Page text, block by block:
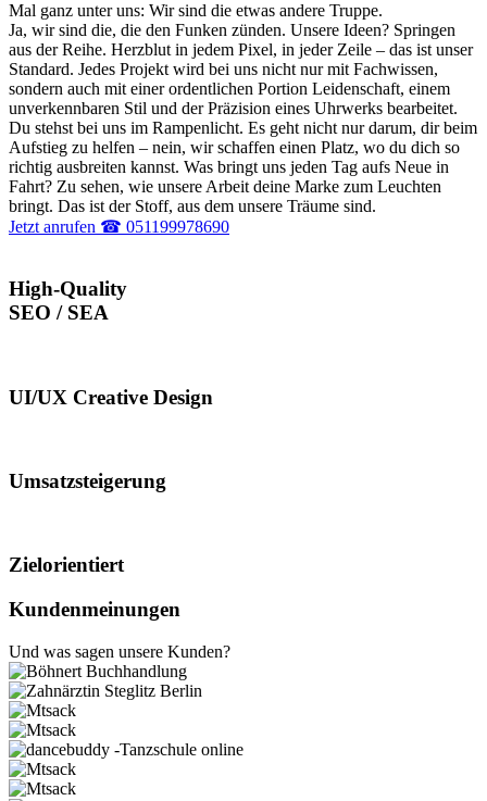
Mal ganz unter uns: Wir sind die etwas andere Truppe.
Ja, wir sind die, die den Funken zünden. Unsere Ideen? Springen
aus der Reihe. Herzblut in jedem Pixel, in jeder Zeile – das ist unser
Standard. Jedes Projekt wird bei uns nicht nur mit Fachwissen,
sondern auch mit einer ordentlichen Portion Leidenschaft, einem
unverkennbaren Stil und der Präzision eines Uhrwerks bearbeitet.
Du stehst bei uns im Rampenlicht. Es geht nicht nur darum, dir beim
Aufstieg zu helfen – nein, wir schaffen einen Platz, wo du dich so
richtig ausbreiten kannst. Was bringt uns jeden Tag aufs Neue in
Fahrt? Zu sehen, wie unsere Arbeit deine Marke zum Leuchten
bringt. Das ist der Stoff, aus dem unsere Träume sind.
Jetzt anrufen ☎ 051199978690
High-Quality
SEO / SEA
UI/UX Creative Design
Umsatzsteigerung
Zielorientiert
Kundenmeinungen
Und was sagen unsere Kunden?